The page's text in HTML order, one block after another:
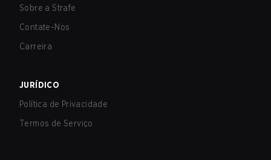
Sobre a Strafe
Contate-Nos
Carreira
JURÍDICO
Política de Privacidade
Termos de Serviço